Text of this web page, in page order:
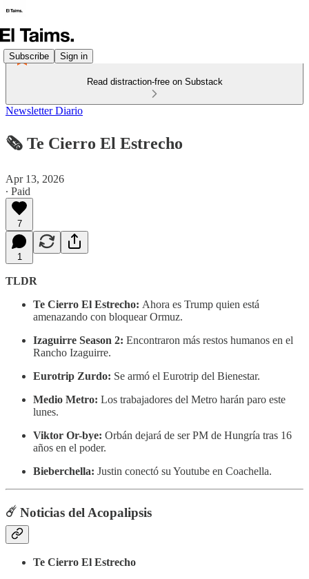
Subscribe Sign in
Read distraction-free on Substack
Newsletter Diario
🗞️ Te Cierro El Estrecho
Apr 13, 2026
∙ Paid
7
1
TLDR
Te Cierro El Estrecho: Ahora es Trump quien está
amenazando con bloquear Ormuz.
Izaguirre Season 2: Encontraron más restos humanos en el
Rancho Izaguirre.
Eurotrip Zurdo: Se armó el Eurotrip del Bienestar.
Medio Metro: Los trabajadores del Metro harán paro este
lunes.
Viktor Or-bye: Orbán dejará de ser PM de Hungría tras 16
años en el poder.
Bieberchella: Justin conectó su Youtube en Coachella.
☄️ Noticias del Acopalipsis
Te Cierro El Estrecho